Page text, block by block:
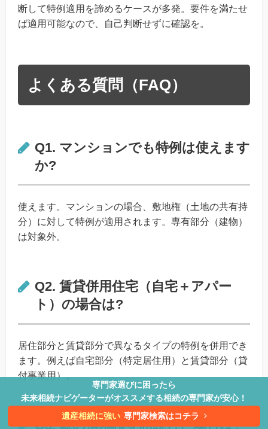
断して特例適用を諦めるケースが多発。要件を満たせ
ば適用可能なので、自己判断せずに確認を。
よくある質問（FAQ）
Q1. マンションでも特例は使えます
か?
使えます。マンションの場合、敷地権（土地の共有持
分）に対して特例が適用されます。専有部分（建物）
は対象外。
Q2. 賃貸併用住宅（自宅＋アパー
ト）の場合は?
居住部分と賃貸部分で異なるタイプの特例を併用でき
ます。例えば自宅部分（特定居住用）と賃貸部分（貸
付事業用）。
Q3. 親の借地権を相続した場合は?
専門家選びに困ったら
未来相続ナビゲーターがオススメする相続の専門家が安心！
遺産相続に強い 専門家検索はコチラ